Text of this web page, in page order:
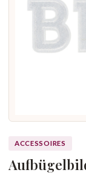
ACCESSOIRES